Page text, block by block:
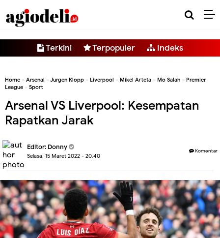
Terkini Terpopuler Indeks
Home » Arsenal » Jurgen Klopp » Liverpool » Mikel Arteta » Mo Salah » Premier
League » Sport
Arsenal VS Liverpool: Kesempatan
Rapatkan Jarak
Editor: Donny
Selasa, 15 Maret 2022 - 20.40
Komentar